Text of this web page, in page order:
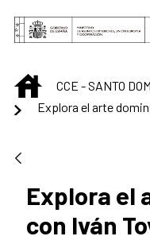
Saltar al contenido
INICIOCCE - SANTO
Explora el arte
Explora el
con Iván